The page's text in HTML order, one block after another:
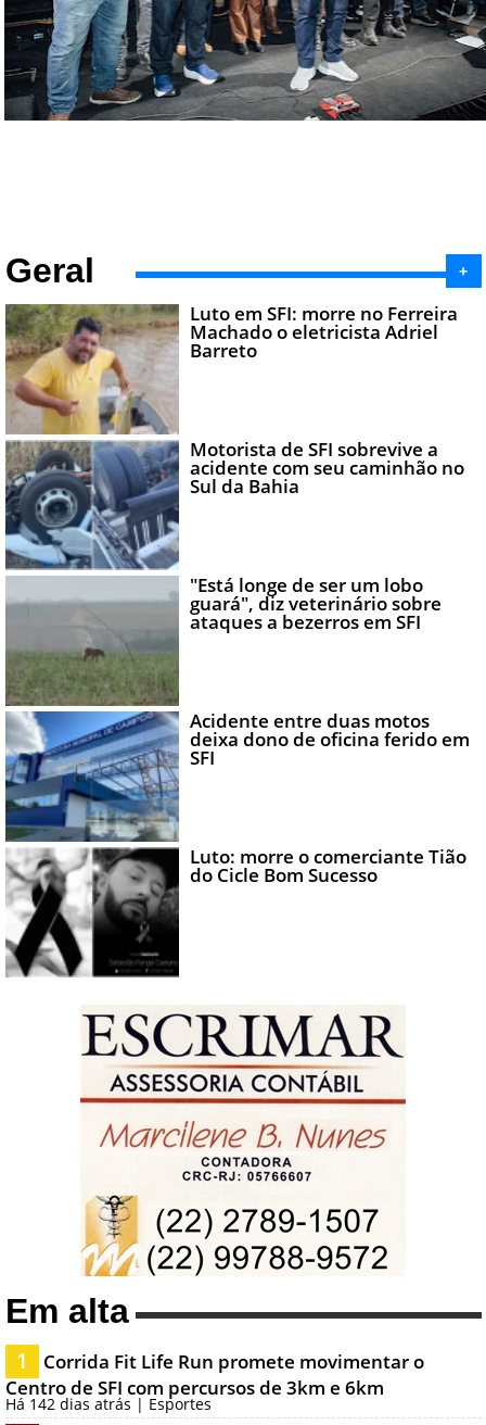
Geral +
Luto em SFI: morre no Ferreira
Machado o eletricista Adriel
Barreto
Motorista de SFI sobrevive a
acidente com seu caminhão no
Sul da Bahia
"Está longe de ser um lobo
guará", diz veterinário sobre
ataques a bezerros em SFI
Acidente entre duas motos
deixa dono de oficina ferido em
SFI
Luto: morre o comerciante Tião
do Cicle Bom Sucesso
Em alta
1
Corrida Fit Life Run promete movimentar o
Centro de SFI com percursos de 3km e 6km
Há 142 dias atrás | Esportes